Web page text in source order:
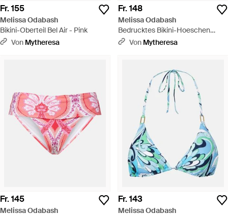
Fr. 155
Melissa Odabash
Bikini-Oberteil Bel Air - Pink
Von Mytheresa
Fr. 148
Melissa Odabash
Bedrucktes Bikini-Hoeschen
Brussels - Blau
Von Mytheresa
Fr. 145
Melissa Odabash
Fr. 143
Melissa Odabash